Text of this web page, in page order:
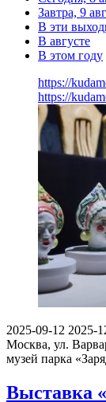
Завтра, 9
В эти
В августе
В этом году
https://
https://
2025-09-12 2025-
Москва, ул.
музей парка
Выставка